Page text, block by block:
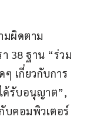
มผิดตาม
38 ฐาน “ร่วม
เกี่ยวกับการ
ด้รับอนุญาต”,
บคอมพิวเตอร์